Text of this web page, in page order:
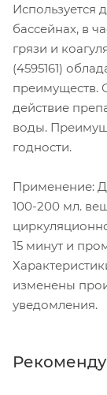
Используется
бассейнах, в
грязи и
(4595161)
преимуществ.
действие
воды.
годности.
Применение:
100-200 мл.
15 минут и
изменены
уведомления.